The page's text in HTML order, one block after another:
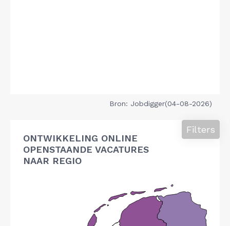
Bron: Jobdigger(04-08-2026)
ONTWIKKELING ONLINE
OPENSTAANDE VACATURES
NAAR REGIO
Filters